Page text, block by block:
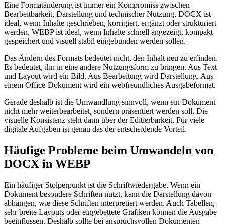
Eine Formatänderung ist immer ein Kompromiss zwischen
Bearbeitbarkeit, Darstellung und technischer Nutzung. DOCX ist
ideal, wenn Inhalte geschrieben, korrigiert, ergänzt oder strukturiert
werden. WEBP ist ideal, wenn Inhalte schnell angezeigt, kompakt
gespeichert und visuell stabil eingebunden werden sollen.
Das Ändern des Formats bedeutet nicht, den Inhalt neu zu erfinden.
Es bedeutet, ihn in eine andere Nutzungsform zu bringen. Aus Text
und Layout wird ein Bild. Aus Bearbeitung wird Darstellung. Aus
einem Office-Dokument wird ein webfreundliches Ausgabeformat.
Gerade deshalb ist die Umwandlung sinnvoll, wenn ein Dokument
nicht mehr weiterbearbeitet, sondern präsentiert werden soll. Die
visuelle Konsistenz steht dann über der Editierbarkeit. Für viele
digitale Aufgaben ist genau das der entscheidende Vorteil.
Häufige Probleme beim Umwandeln von
DOCX in WEBP
Ein häufiger Stolperpunkt ist die Schriftwiedergabe. Wenn ein
Dokument besondere Schriften nutzt, kann die Darstellung davon
abhängen, wie diese Schriften interpretiert werden. Auch Tabellen,
sehr breite Layouts oder eingebettete Grafiken können die Ausgabe
beeinflussen. Deshalb sollte bei anspruchsvollen Dokumenten